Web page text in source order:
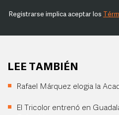
Registrarse implica aceptar los
LEE TAMBIÉN
Rafael Márquez elogia la
El Tricolor entrenó en